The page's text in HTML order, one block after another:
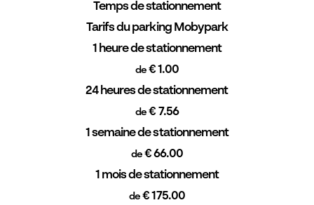
Temps de stationnement
Tarifs du parking Mobypark
1 heure de stationnement
de€ 1.00
24 heures de stationnement
de € 7.56
1 semaine de stationnement
de€ 66.00
1 mois de stationnement
de € 175.00